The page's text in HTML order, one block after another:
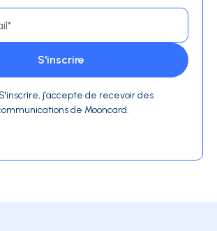
j'accepte de recevoir des
de Mooncard.